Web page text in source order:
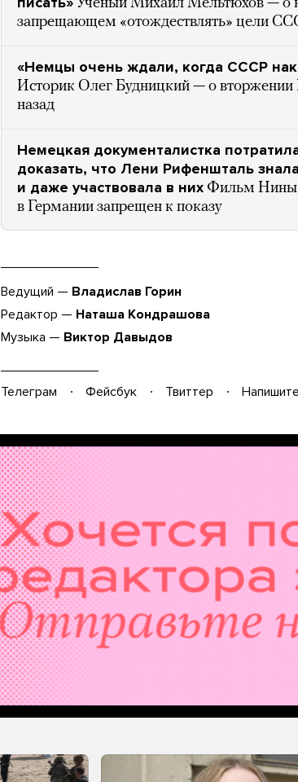
Ученый Михаил Мельтюхов — о
запрещающем «отождествлять» цели
«Немцы очень ждали, когда СССР
Историк Олег Будницкий — о
назад
Немецкая документалистка
доказать, что Лени Рифеншталь
и даже участвовала в них Фильм Нины
в Германии запрещен к показу
Ведущий — Владислав Горин
Редактор — Наташа Кондрашова
Музыка — Виктор Давыдов
Телеграм Фейсбук Твиттер